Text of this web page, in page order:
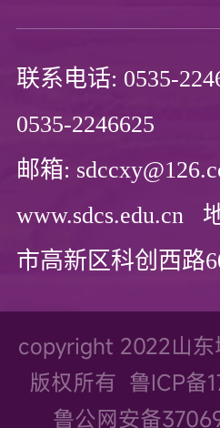
联系电话: 0535-
0535-2246625
邮箱:
www.sdcs.edu.cn
市高新区科创西路
copyright 2022山东
版权所有 鲁ICP备
鲁公网安备